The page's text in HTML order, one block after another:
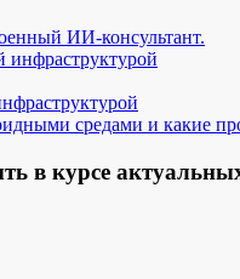
ИИ-консультант.
средами и какие
в курсе